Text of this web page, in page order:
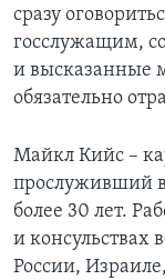
сразу
госслужащим,
и высказанные
обязательно
Майкл Кийс –
прослуживший
более 30 лет.
и консульствах
России,